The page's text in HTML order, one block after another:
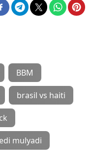
BBM
brasil vs haiti
mulyadi